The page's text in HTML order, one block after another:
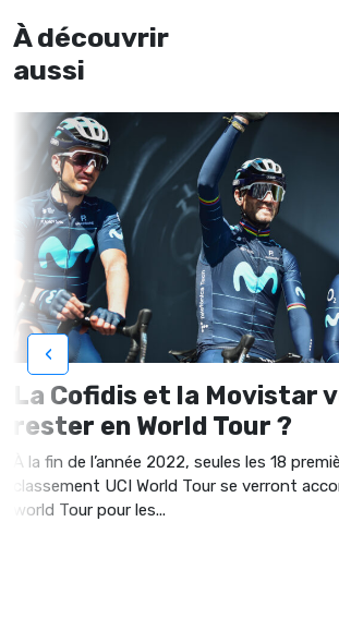
À découvrir
aussi
La Cofidis et la Movistar
rester en World Tour ?
À la fin de l’année 2022, seules les 18
classement UCI World Tour se verront
world Tour pour les...
‹